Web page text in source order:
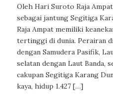
Oleh Hari Suroto Raja
sebagai jantung Segitiga
Raja Ampat memiliki
tertinggi di dunia. Perairan
dengan Samudera Pasifik,
selatan dengan Laut Banda,
cakupan Segitiga Karang
kaya, hidup 1.427 […]